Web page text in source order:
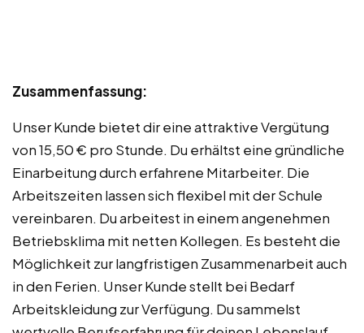
Zusammenfassung:
Unser Kunde bietet dir eine attraktive Vergütung
von 15,50 € pro Stunde. Du erhältst eine gründliche
Einarbeitung durch erfahrene Mitarbeiter. Die
Arbeitszeiten lassen sich flexibel mit der Schule
vereinbaren. Du arbeitest in einem angenehmen
Betriebsklima mit netten Kollegen. Es besteht die
Möglichkeit zur langfristigen Zusammenarbeit auch
in den Ferien. Unser Kunde stellt bei Bedarf
Arbeitskleidung zur Verfügung. Du sammelst